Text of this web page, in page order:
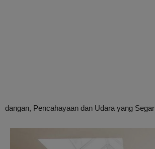
dangan, Pencahayaan dan Udara yang Segar